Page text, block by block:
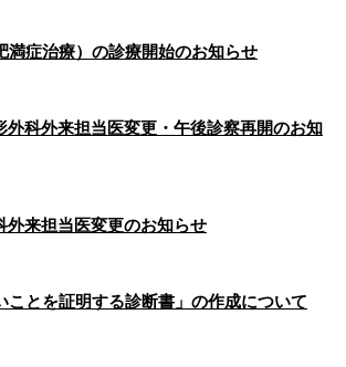
満症治療）の診療開始のお知らせ
外科外来担当医変更・午後診察再開のお知
外来担当医変更のお知らせ
ことを証明する診断書」の作成について